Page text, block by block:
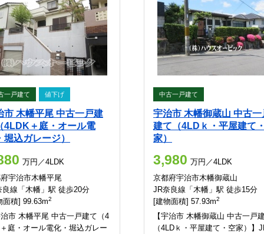
一戸建て 値下げ
市 木幡平尾 中古一戸建
4LDK＋庭・オール電
堀込ガレージ）
万円／4LDK
宇治市木幡平尾
良線「木幡」駅 徒歩20分
面積] 99.63m2
市 木幡平尾 中古一戸建て（4
庭・オール電化・堀込ガレー
中古一戸建て
宇治市 木幡御蔵山 中古一
建て（4LDｋ・平屋建て
家）
3,980 万円／4LDK
京都府宇治市木幡御蔵山
JR奈良線「木幡」駅 徒歩15分
[建物面積] 57.93m2
【宇治市 木幡御蔵山 中古一戸
（4LDｋ・平屋建て・空家）】